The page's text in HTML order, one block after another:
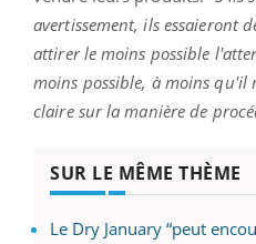
avertissement, ils essaieront
attirer le moins possible
moins possible, à moins qu'il
claire sur la manière de
SUR LE MÊME THÈME
Le Dry January “peut